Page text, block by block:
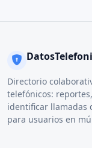
Directorio
telefónicos:
identificar llamadas
para usuarios en